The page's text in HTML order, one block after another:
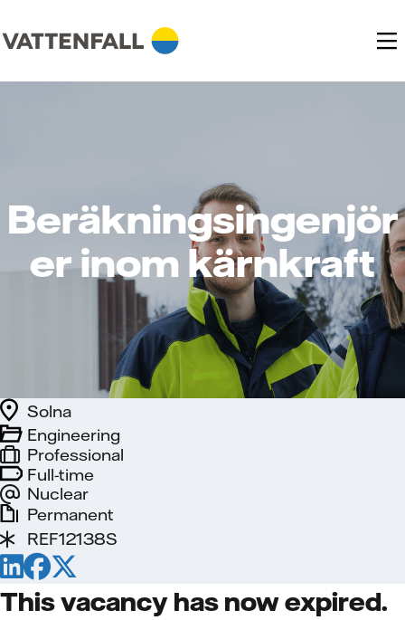
Beräkningsingenjör
er inom kärnkraft
Full-time
Nuclear
Engineering
Solna
Professional
Permanent
REF12138S
This vacancy has now expired.